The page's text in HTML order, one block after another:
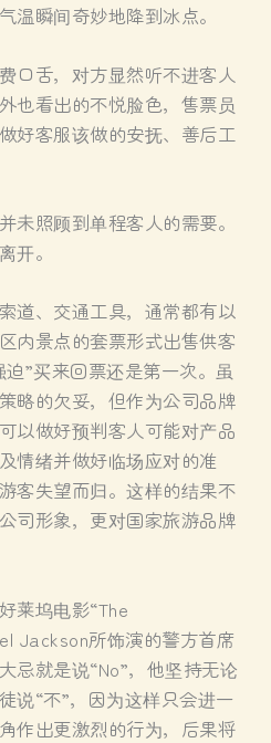
温瞬间奇妙地降到冰点。
口舌，对方显然听不进客人
也看出的不悦脸色，售票员
好客服该做的安抚、善后工
未照顾到单程客人的需要。
开。
道、交通工具，通常都有以
内景点的套票形式出售供客
”买来回票还是第一次。虽
略的欠妥，但作为公司品牌
以做好预判客人可能对产品
情绪并做好临场应对的准
客失望而归。这样的结果不
司形象，更对国家旅游品牌
莱坞电影“The
Jackson所饰演的警方首席
忌就是说“No”，他坚持无论
说“不”，因为这样只会进一
作出更激烈的行为，后果将